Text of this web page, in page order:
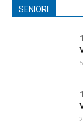
SENIORI